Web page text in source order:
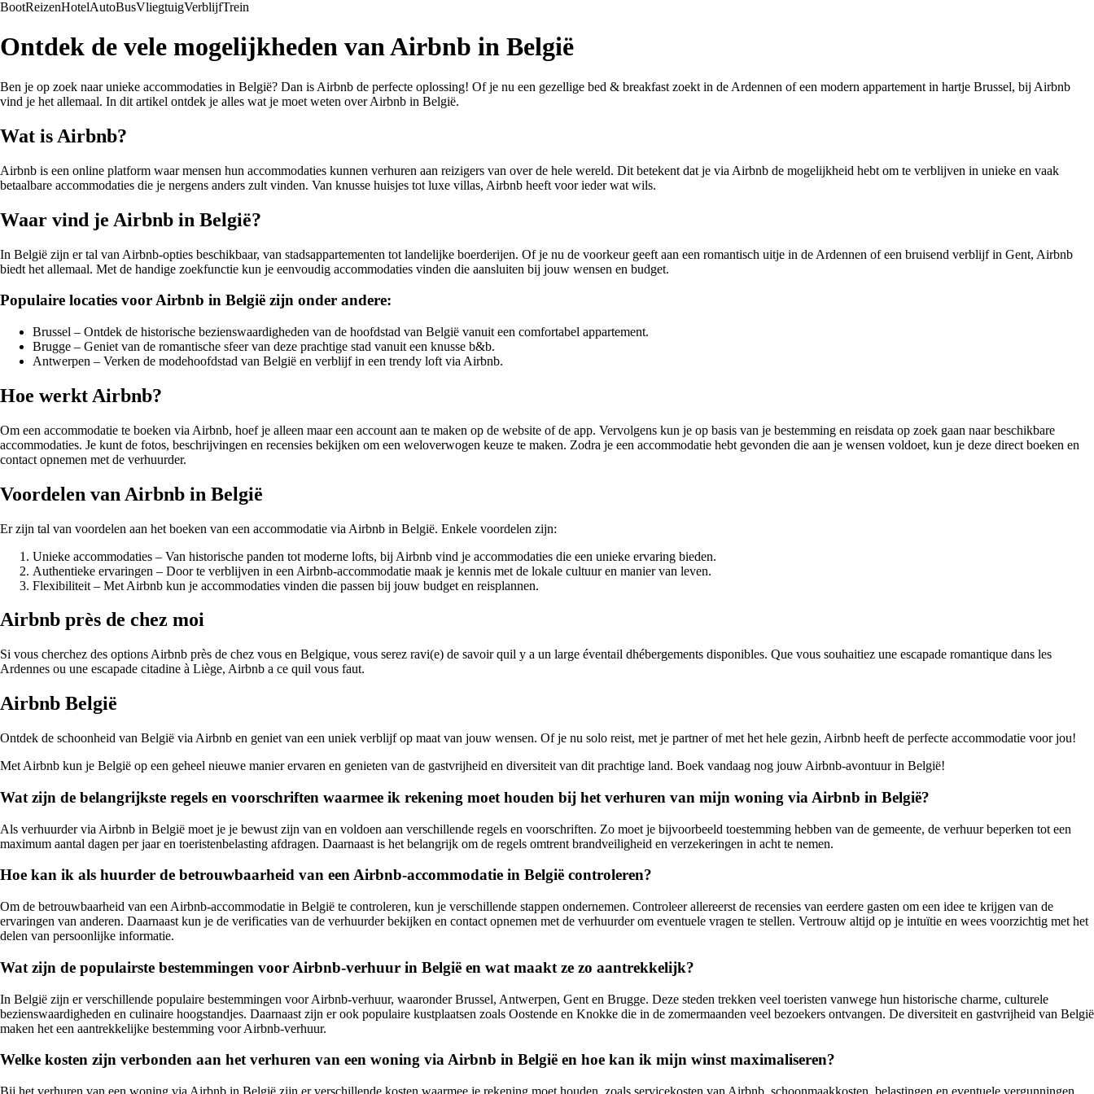
BootReizenHotelAutoBusVliegtuigVerblijfTrein
Ontdek de vele mogelijkheden van Airbnb in België
Ben je op zoek naar unieke accommodaties in België? Dan is Airbnb de perfecte oplossing! Of je nu een gezellige bed & breakfast zoekt in de Ardennen of een modern appartement in hartje Brussel, bij Airbnb
vind je het allemaal. In dit artikel ontdek je alles wat je moet weten over Airbnb in België.
Wat is Airbnb?
Airbnb is een online platform waar mensen hun accommodaties kunnen verhuren aan reizigers van over de hele wereld. Dit betekent dat je via Airbnb de mogelijkheid hebt om te verblijven in unieke en vaak
betaalbare accommodaties die je nergens anders zult vinden. Van knusse huisjes tot luxe villas, Airbnb heeft voor ieder wat wils.
Waar vind je Airbnb in België?
In België zijn er tal van Airbnb-opties beschikbaar, van stadsappartementen tot landelijke boerderijen. Of je nu de voorkeur geeft aan een romantisch uitje in de Ardennen of een bruisend verblijf in Gent, Airbnb
biedt het allemaal. Met de handige zoekfunctie kun je eenvoudig accommodaties vinden die aansluiten bij jouw wensen en budget.
Populaire locaties voor Airbnb in België zijn onder andere:
Brussel – Ontdek de historische bezienswaardigheden van de hoofdstad van België vanuit een comfortabel appartement.
Brugge – Geniet van de romantische sfeer van deze prachtige stad vanuit een knusse b&b.
Antwerpen – Verken de modehoofdstad van België en verblijf in een trendy loft via Airbnb.
Hoe werkt Airbnb?
Om een accommodatie te boeken via Airbnb, hoef je alleen maar een account aan te maken op de website of de app. Vervolgens kun je op basis van je bestemming en reisdata op zoek gaan naar beschikbare
accommodaties. Je kunt de fotos, beschrijvingen en recensies bekijken om een weloverwogen keuze te maken. Zodra je een accommodatie hebt gevonden die aan je wensen voldoet, kun je deze direct boeken en
contact opnemen met de verhuurder.
Voordelen van Airbnb in België
Er zijn tal van voordelen aan het boeken van een accommodatie via Airbnb in België. Enkele voordelen zijn:
Unieke accommodaties – Van historische panden tot moderne lofts, bij Airbnb vind je accommodaties die een unieke ervaring bieden.
Authentieke ervaringen – Door te verblijven in een Airbnb-accommodatie maak je kennis met de lokale cultuur en manier van leven.
Flexibiliteit – Met Airbnb kun je accommodaties vinden die passen bij jouw budget en reisplannen.
Airbnb près de chez moi
Si vous cherchez des options Airbnb près de chez vous en Belgique, vous serez ravi(e) de savoir quil y a un large éventail dhébergements disponibles. Que vous souhaitiez une escapade romantique dans les
Ardennes ou une escapade citadine à Liège, Airbnb a ce quil vous faut.
Airbnb België
Ontdek de schoonheid van België via Airbnb en geniet van een uniek verblijf op maat van jouw wensen. Of je nu solo reist, met je partner of met het hele gezin, Airbnb heeft de perfecte accommodatie voor jou!
Met Airbnb kun je België op een geheel nieuwe manier ervaren en genieten van de gastvrijheid en diversiteit van dit prachtige land. Boek vandaag nog jouw Airbnb-avontuur in België!
Wat zijn de belangrijkste regels en voorschriften waarmee ik rekening moet houden bij het verhuren van mijn woning via Airbnb in België?
Als verhuurder via Airbnb in België moet je je bewust zijn van en voldoen aan verschillende regels en voorschriften. Zo moet je bijvoorbeeld toestemming hebben van de gemeente, de verhuur beperken tot een
maximum aantal dagen per jaar en toeristenbelasting afdragen. Daarnaast is het belangrijk om de regels omtrent brandveiligheid en verzekeringen in acht te nemen.
Hoe kan ik als huurder de betrouwbaarheid van een Airbnb-accommodatie in België controleren?
Om de betrouwbaarheid van een Airbnb-accommodatie in België te controleren, kun je verschillende stappen ondernemen. Controleer allereerst de recensies van eerdere gasten om een idee te krijgen van de
ervaringen van anderen. Daarnaast kun je de verificaties van de verhuurder bekijken en contact opnemen met de verhuurder om eventuele vragen te stellen. Vertrouw altijd op je intuïtie en wees voorzichtig met het
delen van persoonlijke informatie.
Wat zijn de populairste bestemmingen voor Airbnb-verhuur in België en wat maakt ze zo aantrekkelijk?
In België zijn er verschillende populaire bestemmingen voor Airbnb-verhuur, waaronder Brussel, Antwerpen, Gent en Brugge. Deze steden trekken veel toeristen vanwege hun historische charme, culturele
bezienswaardigheden en culinaire hoogstandjes. Daarnaast zijn er ook populaire kustplaatsen zoals Oostende en Knokke die in de zomermaanden veel bezoekers ontvangen. De diversiteit en gastvrijheid van België
maken het een aantrekkelijke bestemming voor Airbnb-verhuur.
Welke kosten zijn verbonden aan het verhuren van een woning via Airbnb in België en hoe kan ik mijn winst maximaliseren?
Bij het verhuren van een woning via Airbnb in België zijn er verschillende kosten waarmee je rekening moet houden, zoals servicekosten van Airbnb, schoonmaakkosten, belastingen en eventuele vergunningen.